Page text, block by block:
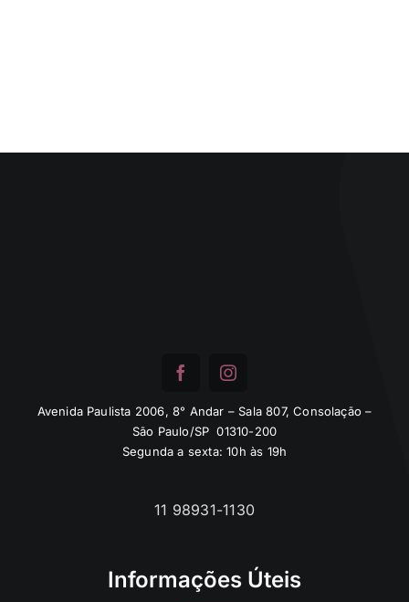
Avenida Paulista 2006, 8° Andar – Sala 807, Consolação –
São Paulo/SP 01310-200
Segunda a sexta: 10h às 19h
11 98931-1130
Informações Úteis